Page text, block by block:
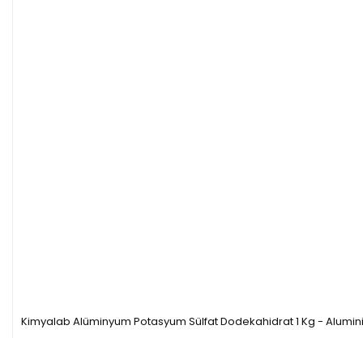
Kimyalab Alüminyum Potasyum Sülfat Dodekahidrat 1 Kg -